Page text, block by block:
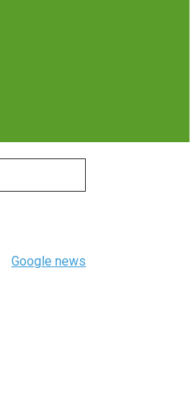
Google news